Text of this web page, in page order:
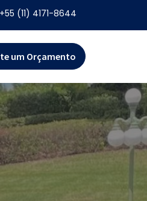
+55 (11) 4171-8644
um Orçamento